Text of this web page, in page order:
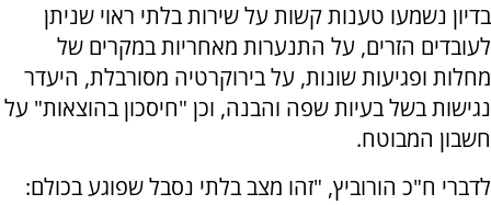
בדיון נשמעו טענות קשות על שירות בלתי ראוי שניתן
לעובדים הזרים, על התנערות מאחריות במקרים של
מחלות ופגיעות שונות, על בירוקרטיה מסורבלת, היעדר
נגישות בשל בעיות שפה והבנה, וכן "חיסכון בהוצאות" על
חשבון המבוטח.
לדברי ח"כ הורוביץ, "זהו מצב בלתי נסבל שפוגע בכולם: